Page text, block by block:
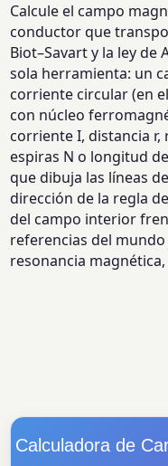
Calcule el campo
conductor que
Biot–Savart y la ley de
sola herramienta: un
corriente circular (en
con núcleo
corriente I, distancia r,
espiras N o longitud
que dibuja las líneas
dirección de la regla
del campo interior
referencias del
resonancia
Calculadora de